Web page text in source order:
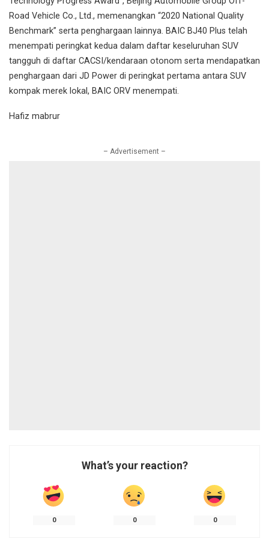
Road Vehicle Co., Ltd., memenangkan “2020 National Quality
Benchmark” serta penghargaan lainnya. BAIC BJ40 Plus telah
menempati peringkat kedua dalam daftar keseluruhan SUV
tangguh di daftar CACSI/kendaraan otonom serta mendapatkan
penghargaan dari JD Power di peringkat pertama antara SUV
kompak merek lokal, BAIC ORV menempati.
Hafiz mabrur
– Advertisement –
What’s your reaction?
0 0 0